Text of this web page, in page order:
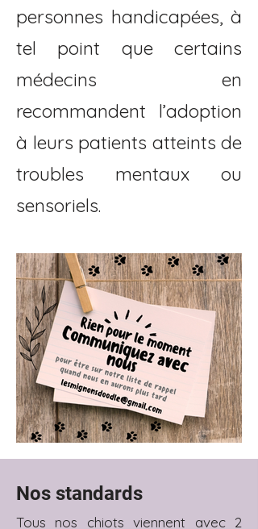
personnes handicapées, à
tel point que certains
médecins en
recommandent l’adoption
à leurs patients atteints de
troubles mentaux ou
sensoriels.
Nos standards
Tous nos chiots viennent avec 2